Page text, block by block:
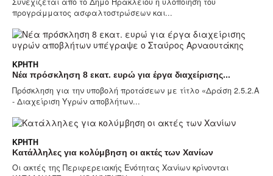
προγράμματος ασφαλτοστρώσεων και...
ΚΡΉΤΗ
Νέα πρόσκληση 8 εκατ. ευρώ για έργα διαχείρισης...
Πρόσκληση για την υποβολή προτάσεων με τίτλο «Δράση 2.5.2.Α
- Διαχείριση Υγρών αποβλήτων...
ΚΡΉΤΗ
Κατάλληλες για κολύμβηση οι ακτές των Χανίων
Οι ακτές της Περιφερειακής Ενότητας Χανίων κρίνονται